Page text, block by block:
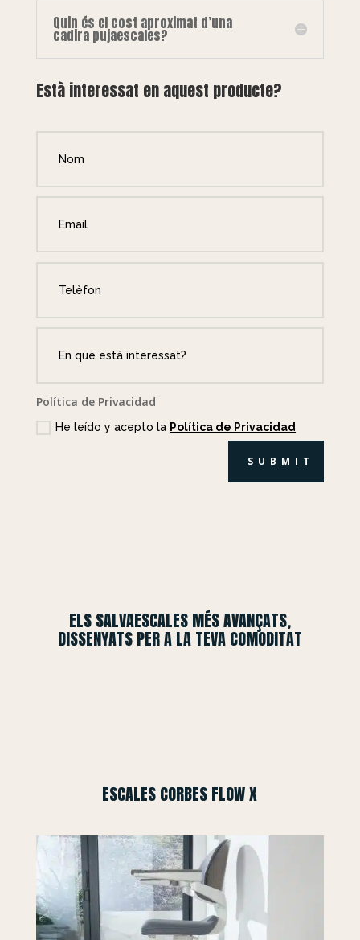
Quin és el cost aproximat d’una
cadira pujaescales?
Està interessat en aquest producte?
Política de Privacidad
He leído y acepto la Política de Privacidad
SUBMIT
ELS SALVAESCALES MÉS AVANÇATS,
DISSENYATS PER A LA TEVA COMODITAT
ESCALES CORBES FLOW X